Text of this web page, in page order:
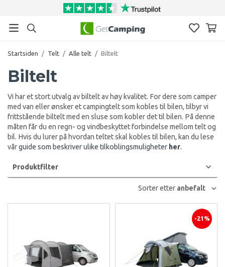
Startsiden / Telt / Alle telt / Biltelt
Biltelt
Vi har et stort utvalg av biltelt av høy kvalitet. For dere som camper
med van eller ønsker et campingtelt som kobles til bilen, tilbyr vi
frittstående biltelt med en sluse som kobler det til bilen. På denne
måten får du en regn- og vindbeskyttet forbindelse mellom telt og
bil. Hvis du lurer på hvordan teltet skal kobles til bilen, kan du lese
vårguide som beskriver ulike tilkoblingsmuligheter her.
Produktfilter
Sorter etter anbefalt
-21%